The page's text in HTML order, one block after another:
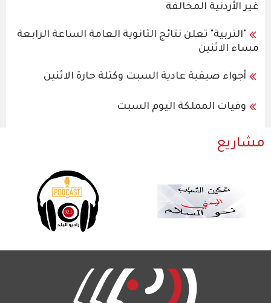
غير الأردنية المخالفة
"التربية" تعلن نتائج الثانوية العامة الساعة الرابعة
مساء الاثنين
أجواء صيفية عادية السبت وكتلة حارة الاثنين
وفيات المملكة اليوم السبت
مشاريع